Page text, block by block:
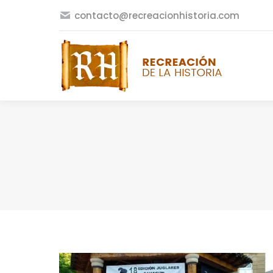
contacto@recreacionhistoria.com